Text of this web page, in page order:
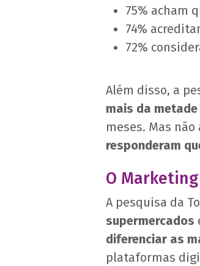
75% acham
74%
72%
Além disso, a
mais da
meses. Mas
responderam
O
A pesquisa da
supermercados
diferenciar as
plataformas